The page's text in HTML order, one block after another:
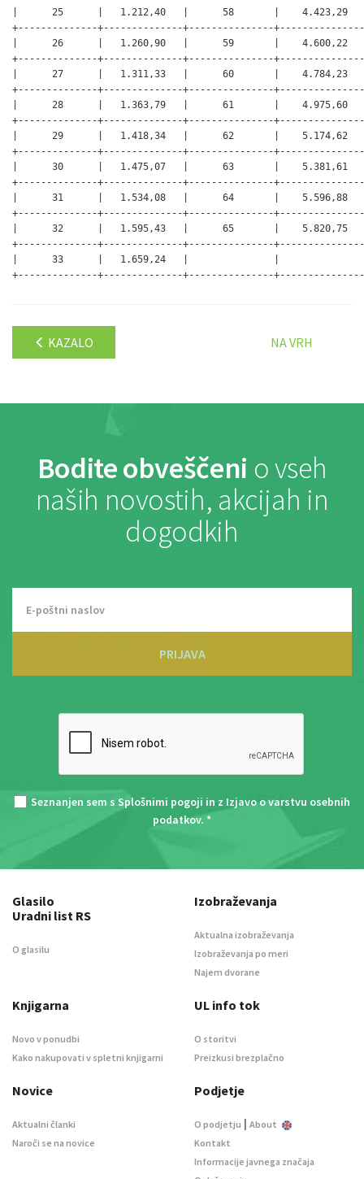
|      25      |   1.212,40   |      58       |    4.423,29
+--------------+--------------+---------------
|      26      |   1.260,90   |      59       |    4.600,22
+--------------+--------------+---------------
|      27      |   1.311,33   |      60       |    4.784,23
+--------------+--------------+---------------
|      28      |   1.363,79   |      61       |    4.975,60
+--------------+--------------+---------------
|      29      |   1.418,34   |      62       |    5.174,62
+--------------+--------------+---------------
|      30      |   1.475,07   |      63       |    5.381,61
+--------------+--------------+---------------
|      31      |   1.534,08   |      64       |    5.596,88
+--------------+--------------+---------------
|      32      |   1.595,43   |      65       |    5.820,75
+--------------+--------------+---------------
|      33      |   1.659,24   |               |
+--------------+--------------+---------------
KAZALO NA VRH
Bodite obveščeni o vseh
naših novostih, akcijah in
dogodkih
PRIJAVA
Seznanjen sem s Splošnimi pogoji in z Izjavo o varstvu osebnih
podatkov. *
Glasilo
Uradni list RS
O glasilu
Izobraževanja
Aktualna izobraževanja
Izobraževanja po meri
Najem dvorane
Knjigarna
Novo v ponudbi
Kako nakupovati v spletni knjigarni
UL info tok
O storitvi
Preizkusi brezplačno
Novice
Aktualni članki
Naroči se na novice
Podjetje
O podjetju | About
Kontakt
Informacije javnega značaja